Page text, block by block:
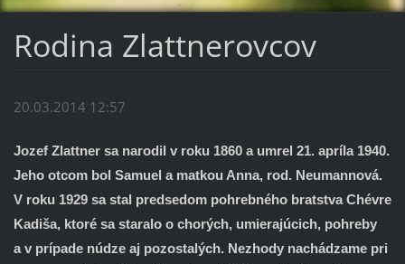
Rodina Zlattnerovcov
20.03.2014 12:57
Jozef Zlattner sa narodil v roku 1860 a umrel 21. apríla 1940.
Jeho otcom bol Samuel a matkou Anna, rod. Neumannová.
V roku 1929 sa stal predsedom pohrebného bratstva Chévre
Kadiša, ktoré sa staralo o chorých, umierajúcich, pohreby
a v prípade núdze aj pozostalých. Nezhody nachádzame pri